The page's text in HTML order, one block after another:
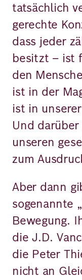
tatsächlich
gerechte
dass jeder
besitzt – ist
den
ist in der
ist in
Und
unseren
zum
Aber dann
sogenannte
Bewegung.
die J.D.
die Peter
nicht an